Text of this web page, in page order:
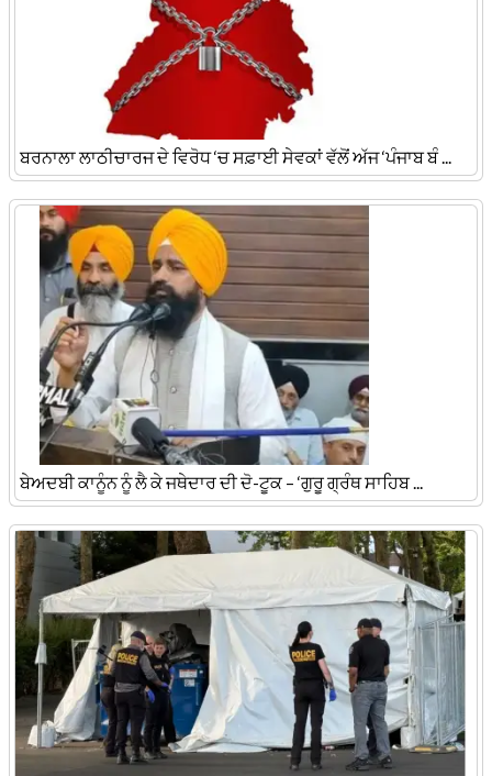
ਬਰਨਾਲਾ ਲਾਠੀਚਾਰਜ ਦੇ ਵਿਰੋਧ ‘ਚ ਸਫ਼ਾਈ ਸੇਵਕਾਂ ਵੱਲੋਂ ਅੱਜ ‘ਪੰਜਾਬ ਬੰ ...
ਬੇਅਦਬੀ ਕਾਨੂੰਨ ਨੂੰ ਲੈ ਕੇ ਜਥੇਦਾਰ ਦੀ ਦੋ-ਟੂਕ – ‘ਗੁਰੂ ਗ੍ਰੰਥ ਸਾਹਿਬ ...